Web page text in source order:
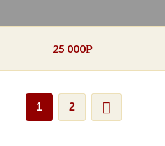
25 000Р
1 2